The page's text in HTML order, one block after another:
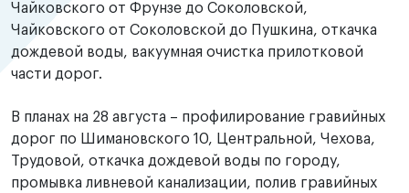
Чайковского от Фрунзе до Соколовской,
Чайковского от Соколовской до Пушкина, откачка
дождевой воды, вакуумная очистка прилотковой
части дорог.
В планах на 28 августа – профилирование гравийных
дорог по Шимановского 10, Центральной, Чехова,
Трудовой, откачка дождевой воды по городу,
промывка ливневой канализации, полив гравийных